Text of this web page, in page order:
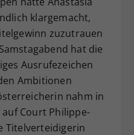
klargemacht,
zuzutrauen
hat die
Ausrufezeichen
Ambitionen
nahm in
Court Philippe-
Titelverteidigerin
Ihre Consent-
Unter anderem eine
ID, für die
Ihrer
Einstellungen, falls der
dies eingestellt